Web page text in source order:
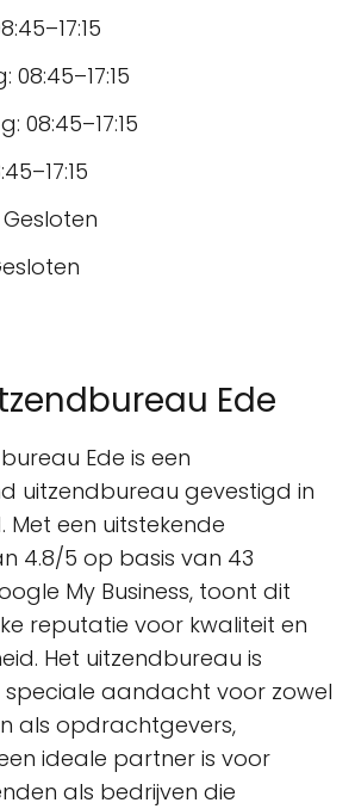
08:45–17:15
Ede
Ede is een
uitzendbureau gevestigd in
Met een uitstekende
4.8/5 op basis van 43
My Business, toont dit
reputatie voor kwaliteit en
Het uitzendbureau is
speciale aandacht voor zowel
als opdrachtgevers,
ideale partner is voor
als bedrijven die